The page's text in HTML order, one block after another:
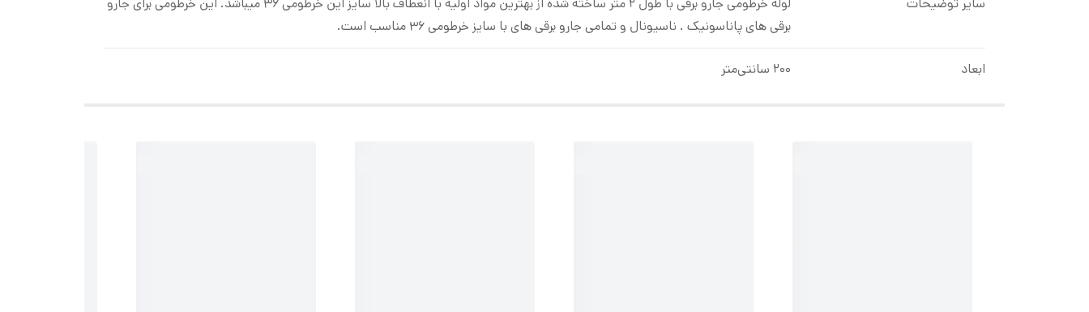
برقی های پاناسونیک . ناسیونال و تمامی جارو برقی های با سایز خرطومی 36 مناسب است.
ابعاد 200 سانتی‌متر